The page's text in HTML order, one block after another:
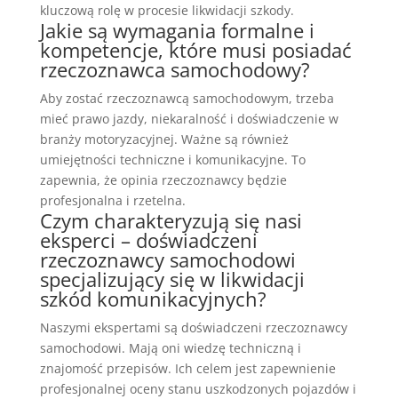
kluczową rolę w procesie likwidacji szkody.
Jakie są wymagania formalne i
kompetencje, które musi posiadać
rzeczoznawca samochodowy?
Aby zostać rzeczoznawcą samochodowym, trzeba
mieć prawo jazdy, niekaralność i doświadczenie w
branży motoryzacyjnej. Ważne są również
umiejętności techniczne i komunikacyjne. To
zapewnia, że opinia rzeczoznawcy będzie
profesjonalna i rzetelna.
Czym charakteryzują się nasi
eksperci – doświadczeni
rzeczoznawcy samochodowi
specjalizujący się w likwidacji
szkód komunikacyjnych?
Naszymi ekspertami są doświadczeni rzeczoznawcy
samochodowi. Mają oni wiedzę techniczną i
znajomość przepisów. Ich celem jest zapewnienie
profesjonalnej oceny stanu uszkodzonych pojazdów i